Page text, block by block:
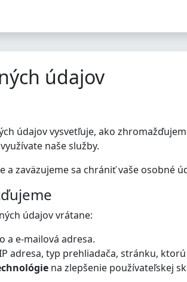
údajov
údajov vysvetľuje, ako
naše služby.
a zaväzujeme sa chrániť vaše osobné
údajov vrátane:
a e-mailová adresa.
adresa, typ prehliadača, stránku,
na zlepšenie používateľskej